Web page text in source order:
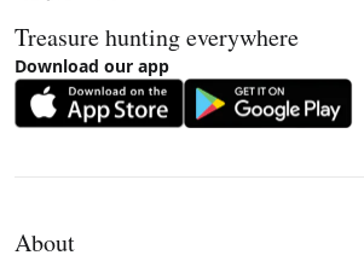
Treasure hunting everywhere
Download our app
About